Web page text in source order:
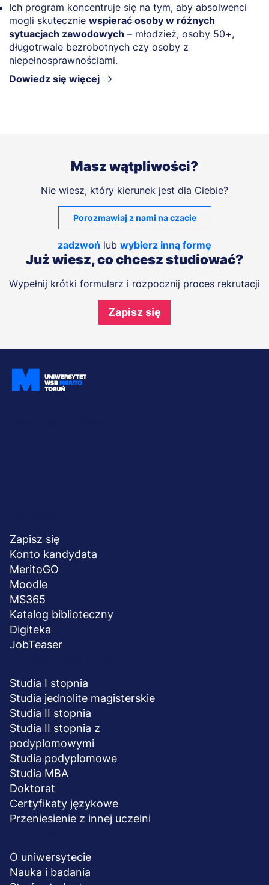
Ich program koncentruje się na tym, aby absolwenci
mogli skutecznie wspierać osoby w różnych
sytuacjach zawodowych – młodzież, osoby 50+,
długotrwale bezrobotnych czy osoby z
niepełnosprawnościami.
Dowiedz się więcej
Masz wątpliwości?
Nie wiesz, który kierunek jest dla Ciebie?
Porozmawiaj z nami na czacie
zadzwoń lub wybierz inną formę
Już wiesz, co chcesz studiować?
Wypełnij krótki formularz i rozpocznij proces rekrutacji
Zapisz się
stopka
Zapisz się
Konto kandydata
MeritoGO
Moodle
MS365
Katalog biblioteczny
Digiteka
JobTeaser
Studia I stopnia
Studia jednolite magisterskie
Studia II stopnia
Studia II stopnia z
podyplomowymi
Studia podyplomowe
Studia MBA
Doktorat
Certyfikaty językowe
Przeniesienie z innej uczelni
O uniwersytecie
Nauka i badania